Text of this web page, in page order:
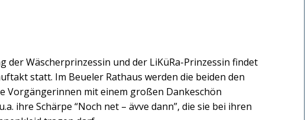
Wäscherprinzessin und der LiKüRa-Prinzessin findet
statt. Im Beueler Rathaus werden die beiden den
Vorgängerinnen mit einem großen Dankeschön
ihre Schärpe “Noch net – ävve dann”, die sie bei ihren